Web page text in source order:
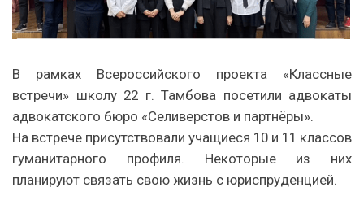
В рамках Всероссийского проекта «Классные
встречи» школу 22 г. Тамбова посетили адвокаты
адвокатского бюро «Селиверстов и партнёры».
На встрече присутствовали учащиеся 10 и 11 классов
гуманитарного профиля. Некоторые из них
планируют связать свою жизнь с юриспруденцией.